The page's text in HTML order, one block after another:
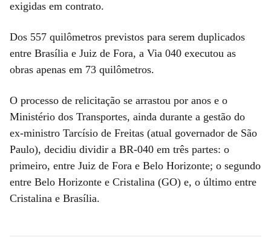
exigidas em contrato.
Dos 557 quilômetros previstos para serem duplicados
entre Brasília e Juiz de Fora, a Via 040 executou as
obras apenas em 73 quilômetros.
O processo de relicitação se arrastou por anos e o
Ministério dos Transportes, ainda durante a gestão do
ex-ministro Tarcísio de Freitas (atual governador de São
Paulo), decidiu dividir a BR-040 em três partes: o
primeiro, entre Juiz de Fora e Belo Horizonte; o segundo
entre Belo Horizonte e Cristalina (GO) e, o último entre
Cristalina e Brasília.